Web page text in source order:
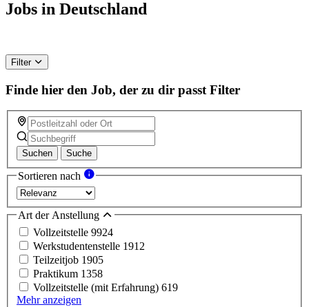
Jobs in Deutschland
Filter
Finde hier den Job, der zu dir passt Filter
Suchen Suche
Sortieren nach
Art der Anstellung
Vollzeitstelle 9924
Werkstudentenstelle 1912
Teilzeitjob 1905
Praktikum 1358
Vollzeitstelle (mit Erfahrung) 619
Mehr anzeigen